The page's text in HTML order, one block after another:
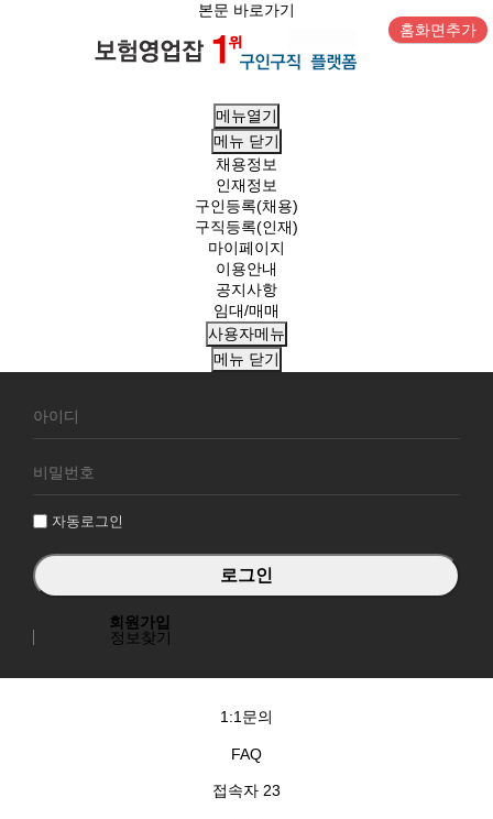
본문 바로가기
홈화면추가
메뉴열기
메뉴 닫기
채용정보
인재정보
구인등록(채용)
구직등록(인재)
마이페이지
이용안내
공지사항
임대/매매
사용자메뉴
메뉴 닫기
원
그
자동로그인
회원가입
정보찾기
1:1문의
FAQ
접속자 23